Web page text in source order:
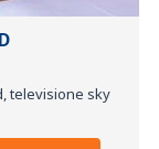
televisione sky